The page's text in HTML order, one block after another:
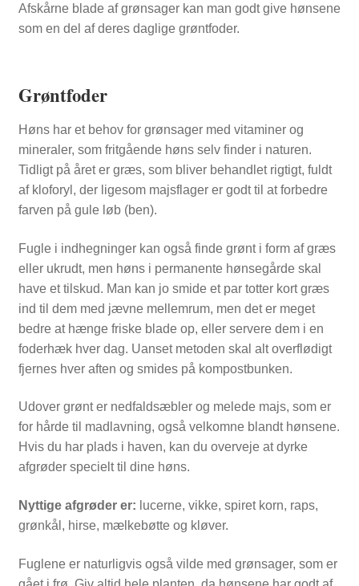
Afskårne blade af grønsager kan man godt give hønsene
som en del af deres daglige grøntfoder.
Grøntfoder
Høns har et behov for grønsager med vitaminer og
mineraler, som fritgående høns selv finder i naturen.
Tidligt på året er græs, som bliver behandlet rigtigt, fuldt
af kloforyl, der ligesom majsflager er godt til at forbedre
farven på gule løb (ben).
Fugle i indhegninger kan også finde grønt i form af græs
eller ukrudt, men høns i permanente hønsegårde skal
have et tilskud. Man kan jo smide et par totter kort græs
ind til dem med jævne mellemrum, men det er meget
bedre at hænge friske blade op, eller servere dem i en
foderhæk hver dag. Uanset metoden skal alt overflødigt
fjernes hver aften og smides på kompostbunken.
Udover grønt er nedfaldsæbler og melede majs, som er
for hårde til madlavning, også velkomne blandt hønsene.
Hvis du har plads i haven, kan du overveje at dyrke
afgrøder specielt til dine høns.
Nyttige afgrøder er: lucerne, vikke, spiret korn, raps,
grønkål, hirse, mælkebøtte og kløver.
Fuglene er naturligvis også vilde med grønsager, som er